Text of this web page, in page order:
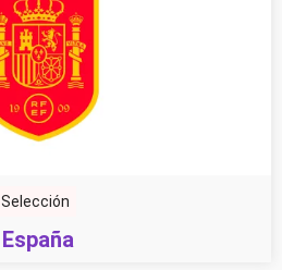
Selección
España